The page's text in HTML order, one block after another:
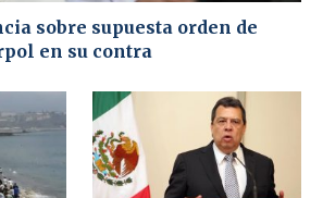
sobre supuesta orden de
en su contra